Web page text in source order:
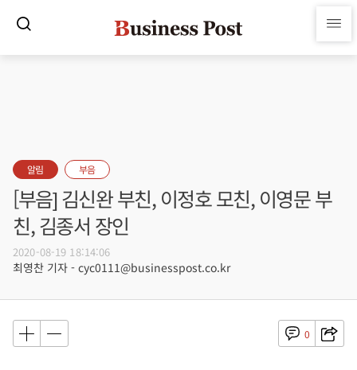
알림 부음
[부음] 김신완 부친, 이정호 모친, 이영문 부
친, 김종서 장인
2020-08-19 18:14:06
최영찬 기자 - cyc0111@businesspost.co.kr
0